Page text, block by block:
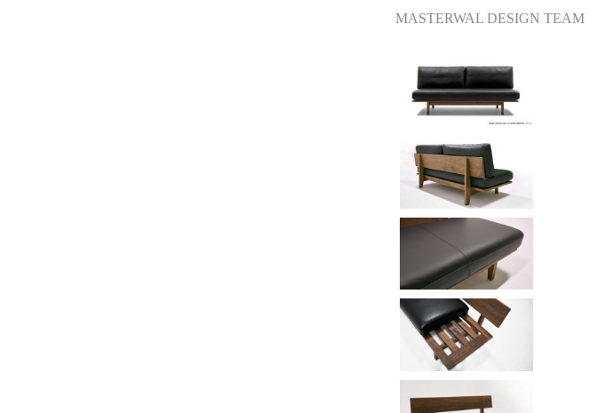
MASTERWAL DESIGN TEAM